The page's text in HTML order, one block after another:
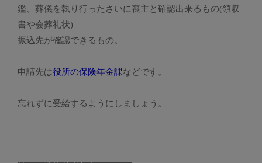
鑑、葬儀を執り行ったさいに喪主と確認出来るもの(領収
書や会葬礼状)
振込先が確認できるもの。
申請先は役所の保険年金課などです。
忘れずに受給するようにしましょう。